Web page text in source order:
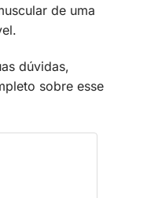
de uma
dúvidas,
sobre esse